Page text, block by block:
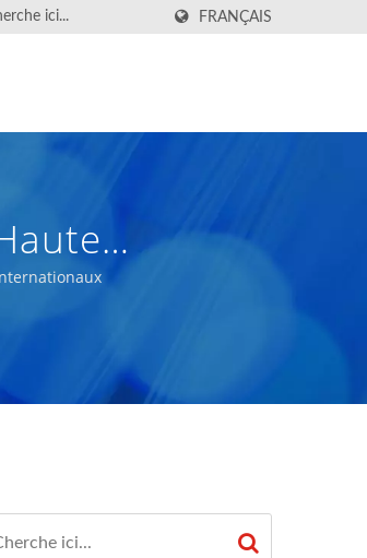
FRANÇAIS